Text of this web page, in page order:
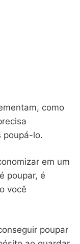
como
poupá-lo.
em um
poupar, é
você
poupar